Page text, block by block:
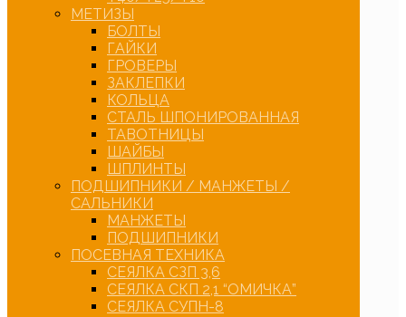
МЕТИЗЫ
БОЛТЫ
ГАЙКИ
ГРОВЕРЫ
ЗАКЛЕПКИ
КОЛЬЦА
СТАЛЬ ШПОНИРОВАННАЯ
ТАВОТНИЦЫ
ШАЙБЫ
ШПЛИНТЫ
ПОДШИПНИКИ / МАНЖЕТЫ /
САЛЬНИКИ
МАНЖЕТЫ
ПОДШИПНИКИ
ПОСЕВНАЯ ТЕХНИКА
СЕЯЛКА СЗП 3,6
СЕЯЛКА СКП 2,1 “ОМИЧКА”
СЕЯЛКА СУПН-8